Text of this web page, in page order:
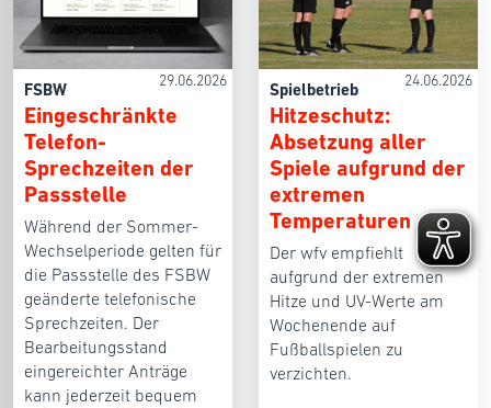
29.06.2026
FSBW
Eingeschränkte
Telefon-
Sprechzeiten der
Passstelle
Während der Sommer-
Wechselperiode gelten für
die Passstelle des FSBW
geänderte telefonische
Sprechzeiten. Der
Bearbeitungsstand
eingereichter Anträge
kann jederzeit bequem
24.06.2026
Spielbetrieb
Hitzeschutz:
Absetzung aller
Spiele aufgrund der
extremen
Temperaturen
Der wfv empfiehlt
aufgrund der extremen
Hitze und UV-Werte am
Wochenende auf
Fußballspielen zu
verzichten.